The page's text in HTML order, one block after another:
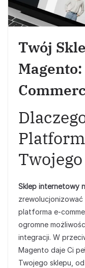
Twój
Magento:
Sklep internetowy
platforma e-
ogromne
integracji. W
Magento daje Ci
Twojego sklepu,